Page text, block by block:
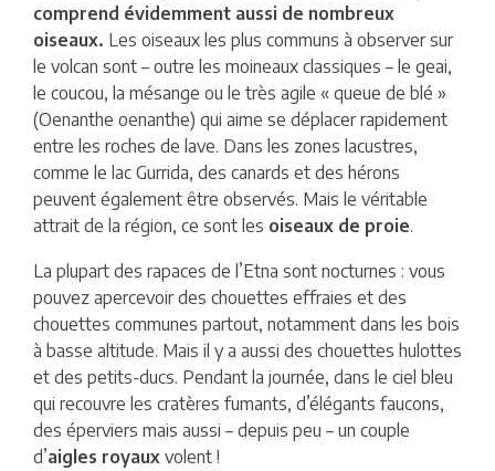
comprend évidemment aussi de nombreux
oiseaux. Les oiseaux les plus communs à observer sur
le volcan sont – outre les moineaux classiques – le geai,
le coucou, la mésange ou le très agile « queue de blé »
(Oenanthe oenanthe) qui aime se déplacer rapidement
entre les roches de lave. Dans les zones lacustres,
comme le lac Gurrida, des canards et des hérons
peuvent également être observés. Mais le véritable
attrait de la région, ce sont les oiseaux de proie.
La plupart des rapaces de l’Etna sont nocturnes : vous
pouvez apercevoir des chouettes effraies et des
chouettes communes partout, notamment dans les bois
à basse altitude. Mais il y a aussi des chouettes hulottes
et des petits-ducs. Pendant la journée, dans le ciel bleu
qui recouvre les cratères fumants, d’élégants faucons,
des éperviers mais aussi – depuis peu – un couple
d’aigles royaux volent !